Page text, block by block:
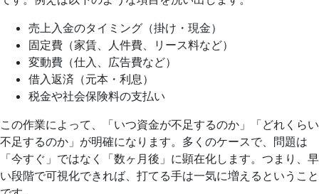
売上入金のタイミング（掛け・現金）
固定費（家賃、人件費、リース料など）
変動費（仕入、広告費など）
借入返済（元本・利息）
税金や社会保険料の支払い
この作業によって、「いつ資金が不足するのか」「どれくらい
不足するのか」が明確になります。多くのケースで、問題は
「今すぐ」ではなく「数ヶ月後」に顕在化します。つまり、早
い段階で可視化できれば、打てる手は一気に増えるということ